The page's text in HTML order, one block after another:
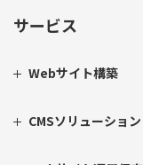
サービス
Webサイト構築
CMSソリューション